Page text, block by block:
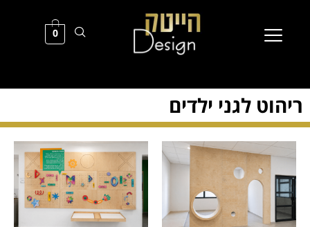
0
ריהוט לגני ילדים